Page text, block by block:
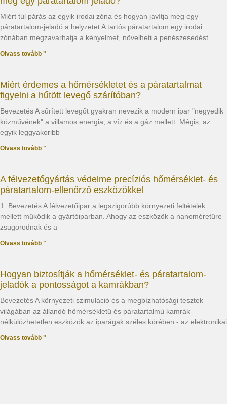
Miért túl párás az egyik irodai zóna és hogyan javítja meg egy
páratartalom-jeladó a helyzetet A tartós páratartalom egy irodai
zónában megzavarhatja a kényelmet, növelheti a penészesedést.
Olvass tovább "
Miért érdemes a hőmérsékletet és a páratartalmat
figyelni a hűtött levegő szárítóban?
Bevezetés A sűrített levegőt gyakran nevezik a modern ipar "negyedik
közművének" a villamos energia, a víz és a gáz mellett. Mégis, az
egyik leggyakoribb
Olvass tovább "
A félvezetőgyártás védelme precíziós hőmérséklet- és
páratartalom-ellenőrző eszközökkel
1. Bevezetés A félvezetőipar a legszigorúbb környezeti feltételek
mellett működik a gyártóiparban. Ahogy az eszközök a nanoméretűre
zsugorodnak és a
Olvass tovább "
Hogyan biztosítják a hőmérséklet- és páratartalom-
jeladók a pontosságot a kamrákban?
Bevezetés A környezeti szimuláció és a megbízhatósági tesztek
világában az állandó hőmérsékletű és páratartalmú kamrák
nélkülözhetetlen eszközök az iparágak széles körében - az elektronikai
Olvass tovább "